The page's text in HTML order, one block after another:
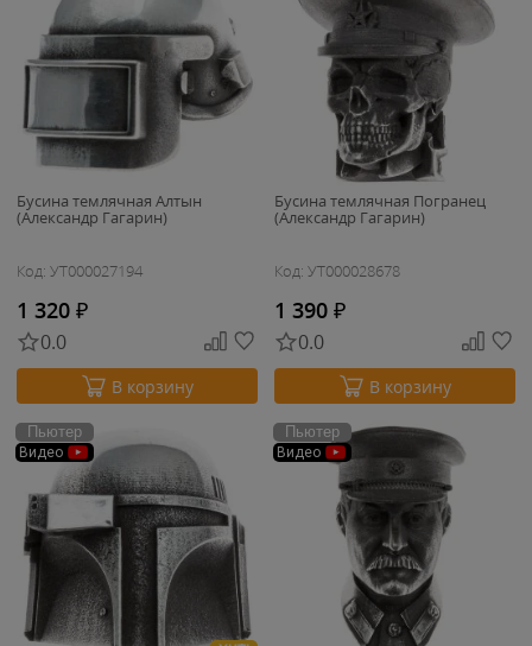
Бусина темлячная Алтын
(Александр Гагарин)
Код: УТ000027194
1 320 ₽
0.0
В корзину
Бусина темлячная Погранец
(Александр Гагарин)
Код: УТ000028678
1 390 ₽
0.0
В корзину
Пьютер
Видео
Пьютер
Видео